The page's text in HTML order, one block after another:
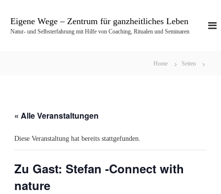
Eigene Wege – Zentrum für ganzheitliches Leben
Natur- und Selbsterfahrung mit Hilfe von Coaching, Ritualen und Seminaren
Home Seiten
« Alle Veranstaltungen
Diese Veranstaltung hat bereits stattgefunden.
Zu Gast: Stefan -Connect with
nature